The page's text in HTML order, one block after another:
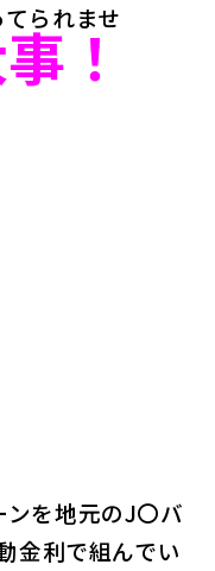
られませ
！
ンを地元のJ〇バ
金利で組んでい